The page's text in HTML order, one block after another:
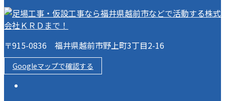
〒915-0836 福井県越前市野上町3丁目2-16
Googleマップで確認する